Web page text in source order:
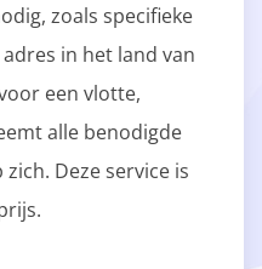
zoals specifieke
in het land van
een vlotte,
alle benodigde
Deze service is